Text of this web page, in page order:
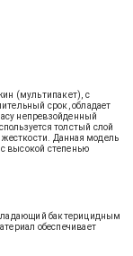
(мультипакет), с
срок, обладает
непревзойденный
толстый слой
Данная модель
высокой степенью
бактерицидным
обеспечивает